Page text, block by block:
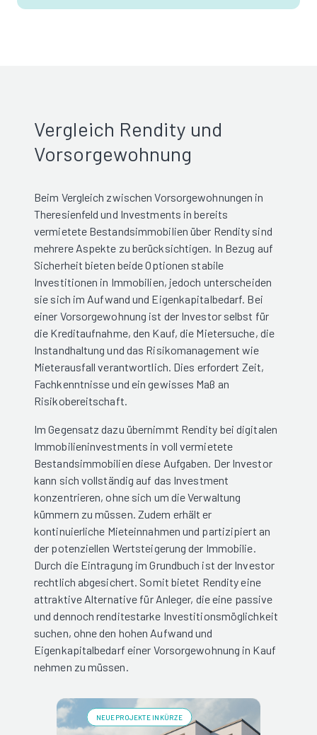
Vergleich Rendity und
Vorsorgewohnung
Beim Vergleich zwischen Vorsorgewohnungen in
Theresienfeld und Investments in bereits
vermietete Bestandsimmobilien über Rendity sind
mehrere Aspekte zu berücksichtigen. In Bezug auf
Sicherheit bieten beide Optionen stabile
Investitionen in Immobilien, jedoch unterscheiden
sie sich im Aufwand und Eigenkapitalbedarf. Bei
einer Vorsorgewohnung ist der Investor selbst für
die Kreditaufnahme, den Kauf, die Mietersuche, die
Instandhaltung und das Risikomanagement wie
Mieterausfall verantwortlich. Dies erfordert Zeit,
Fachkenntnisse und ein gewisses Maß an
Risikobereitschaft.
Im Gegensatz dazu übernimmt Rendity bei digitalen
Immobilieninvestments in voll vermietete
Bestandsimmobilien diese Aufgaben. Der Investor
kann sich vollständig auf das Investment
konzentrieren, ohne sich um die Verwaltung
kümmern zu müssen. Zudem erhält er
kontinuierliche Mieteinnahmen und partizipiert an
der potenziellen Wertsteigerung der Immobilie.
Durch die Eintragung im Grundbuch ist der Investor
rechtlich abgesichert. Somit bietet Rendity eine
attraktive Alternative für Anleger, die eine passive
und dennoch renditestarke Investitionsmöglichkeit
suchen, ohne den hohen Aufwand und
Eigenkapitalbedarf einer Vorsorgewohnung in Kauf
nehmen zu müssen.
NEUE PROJEKTE IN KÜRZE